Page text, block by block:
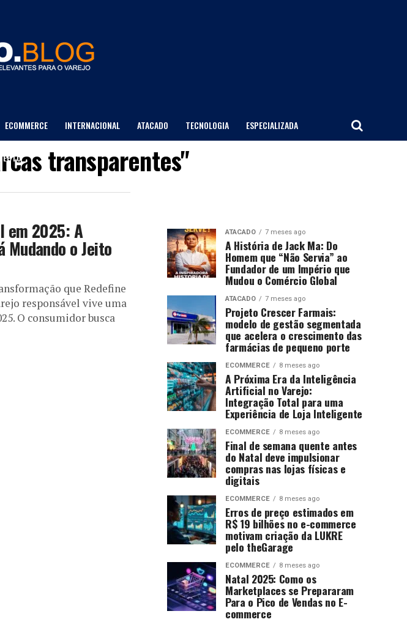
ECOMMERCE INTERNACIONAL ATACADO TECNOLOGIA ESPECIALIZADA
transparentes"
em 2025: A
Mudando o Jeito
que Redefine
responsável vive uma
O consumidor busca
ATACADO 7 meses ago
A História de Jack Ma: Do
Homem que “Não Servia” ao
Fundador de um Império que
Mudou o Comércio Global
ATACADO 7 meses ago
Projeto Crescer Farmais:
modelo de gestão segmentada
que acelera o crescimento das
farmácias de pequeno porte
ECOMMERCE 8 meses ago
A Próxima Era da Inteligência
Artificial no Varejo:
Integração Total para uma
Experiência de Loja Inteligente
ECOMMERCE 8 meses ago
Final de semana quente antes
do Natal deve impulsionar
compras nas lojas físicas e
digitais
ECOMMERCE 8 meses ago
Erros de preço estimados em
R$ 19 bilhões no e-commerce
motivam criação da LUKRE
pelo theGarage
ECOMMERCE 8 meses ago
Natal 2025: Como os
Marketplaces se Prepararam
Para o Pico de Vendas no E-
commerce